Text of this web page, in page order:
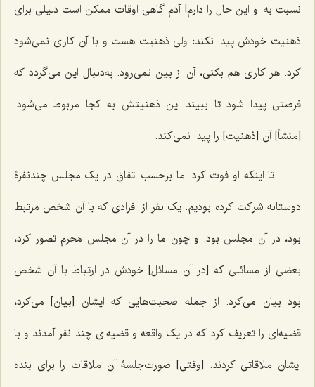
نسبت به او این حال را دارم! آدم گاهی اوقات ممکن است دلیلی برای
ذهنیت خودش پیدا نکند؛ ولی ذهنیت هست و با آن کاری نمی‌شود
کرد. هر کاری هم بکنی، آن از بین نمی‌رود. به‌دنبال این می‌گردد که
فرصتی پیدا شود تا ببیند این ذهنیتش به کجا مربوط می‌شود.
[منشأ] آن [ذهنیت] را پیدا نمی‌کند.
تا اینکه او فوت کرد. ما برحسب اتفاق در یک مجلس چندنفرۀ
دوستانه شرکت کرده بودیم. یک نفر از افرادی که با آن شخص مرتبط
بود، در آن مجلس بود. و چون ما را در آن مجلس مَحرم تصور کرد،
بعضی از مسائلی که [در آن مسائل] خودش در ارتباط با آن شخص
بود بیان می‌کرد. از جمله صحبت‌هایی که ایشان [بیان] می‌کرد،
قضیه‌ای را تعریف کرد که در یک واقعه و قضیه‌ای چند نفر آمدند و با
ایشان ملاقاتی کردند. [وقتی] صورت‌جلسۀ آن ملاقات را برای بنده